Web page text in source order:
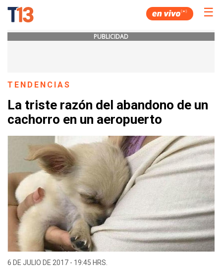
☰
PUBLICIDAD
TENDENCIAS
La triste razón del abandono de un
cachorro en un aeropuerto
6 DE JULIO DE 2017 - 19:45 HRS.